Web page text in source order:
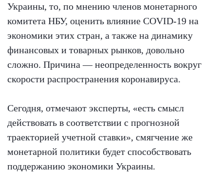
Украины, то, по мнению членов монетарного
комитета НБУ, оценить влияние COVID-19 на
экономики этих стран, а также на динамику
финансовых и товарных рынков, довольно
сложно. Причина — неопределенность вокруг
скорости распространения коронавируса.
Сегодня, отмечают эксперты, «есть смысл
действовать в соответствии с прогнозной
траекторией учетной ставки», смягчение же
монетарной политики будет способствовать
поддержанию экономики Украины.